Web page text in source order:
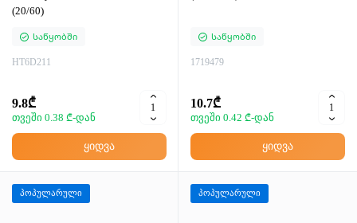
(20/60)
Საწყობში
HT6D211
9.8₾
თვეში 0.38 ₾-დან
ყიდვა
Საწყობში
1719479
10.7₾
თვეში 0.42 ₾-დან
ყიდვა
პოპულარული პოპულარული